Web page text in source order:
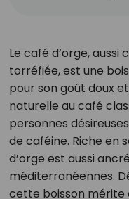
Le café d’orge, aussi
torréfiée, est une
pour son goût doux
naturelle au café
personnes
de caféine. Riche en
d’orge est aussi
méditerranéennes.
cette boisson mérite